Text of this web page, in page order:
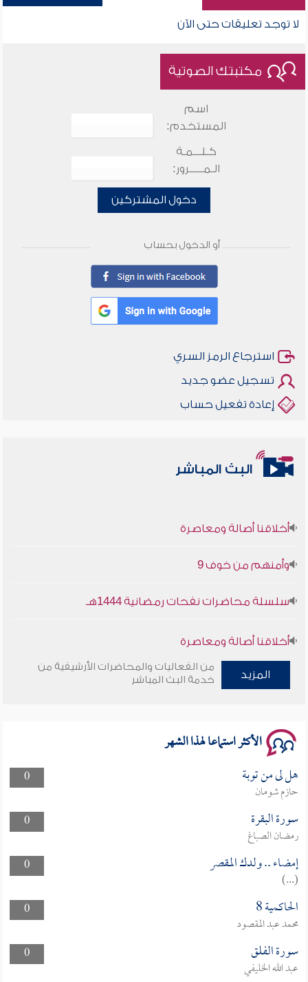
لا توجد تعليقات حتى الآن
مكتبتك الصوتية
اسم
المستخدم:
كـلـــمـة
الـمـــــرور:
دخول المشتركين
أو الدخول بحساب
استرجاع الرمز السري
تسجيل عضو جديد
إعادة تفعيل حساب
البث المباشر
أخلاقنا أصالة ومعاصرة
وأمنهم من خوف 9
سلسلة محاضرات نفحات رمضانية 1444هـ
أخلاقنا أصالة ومعاصرة
وأمنهم من خوف 9
المزيد
من الفعاليات والمحاضرات الأرشيفية من
خدمة البث المباشر
الأكثر استماعا لهذا الشهر
0 هل لى من توبة
حازم شومان
0
سورة البقرة
رمضان الصباغ
0
إمضاء .. ولدك المقصر
(...)
0
الحاكمية 8
محمد عبد المقصود
0
سورة الفلق
عبد الله الخليفي